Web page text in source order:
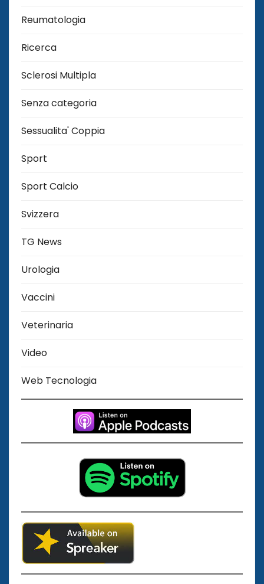
Reumatologia
Ricerca
Sclerosi Multipla
Senza categoria
Sessualita' Coppia
Sport
Sport Calcio
Svizzera
TG News
Urologia
Vaccini
Veterinaria
Video
Web Tecnologia